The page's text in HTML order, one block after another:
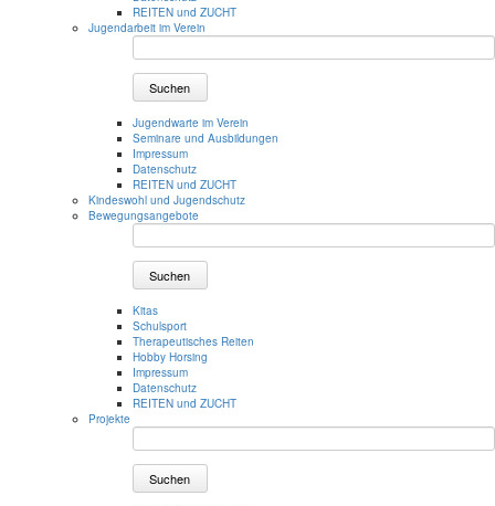
REITEN und ZUCHT
Jugendarbeit im Verein
Suchen
Jugendwarte im Verein
Seminare und Ausbildungen
Impressum
Datenschutz
REITEN und ZUCHT
Kindeswohl und Jugendschutz
Bewegungsangebote
Suchen
Kitas
Schulsport
Therapeutisches Reiten
Hobby Horsing
Impressum
Datenschutz
REITEN und ZUCHT
Projekte
Suchen